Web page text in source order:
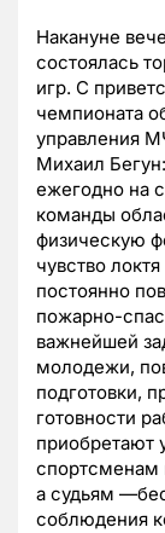
Накануне
состоялась
игр. С
чемпионата
управления
Михаил
ежегодно на
команды
физическую
чувство
постоянно
пожарно-
важнейшей
молодежи,
подготовки,
готовности
приобретают
спортсменам
а судьям
соблюдения